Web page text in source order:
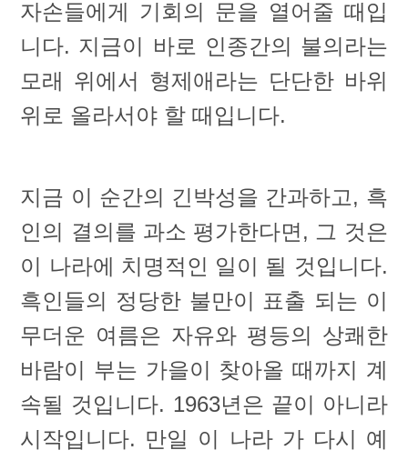
자손들에게 기회의 문을 열어줄 때입
니다. 지금이 바로 인종간의 불의라는
모래 위에서 형제애라는 단단한 바위
위로 올라서야 할 때입니다.
지금 이 순간의 긴박성을 간과하고, 흑
인의 결의를 과소 평가한다면, 그 것은
이 나라에 치명적인 일이 될 것입니다.
흑인들의 정당한 불만이 표출 되는 이
무더운 여름은 자유와 평등의 상쾌한
바람이 부는 가을이 찾아올 때까지 계
속될 것입니다. 1963년은 끝이 아니라
시작입니다. 만일 이 나라 가 다시 예